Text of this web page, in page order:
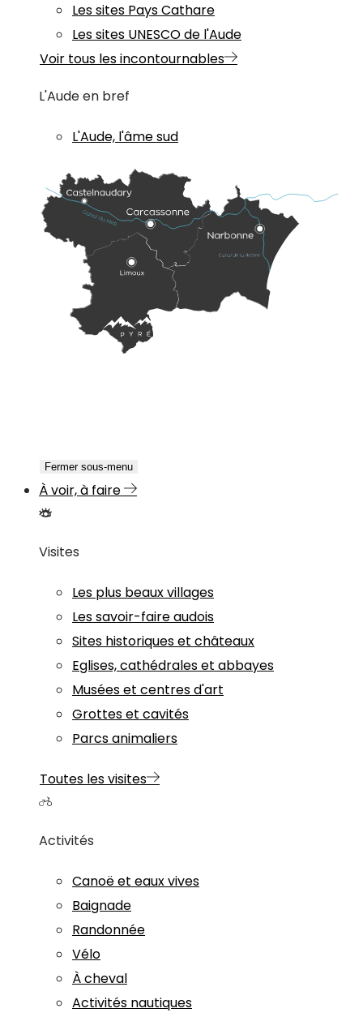
Les sites Pays Cathare
Les sites UNESCO de l'Aude
Voir tous les incontournables
L'Aude en bref
L'Aude, l'âme sud
Fermer sous-menu
À voir, à faire
Visites
Les plus beaux villages
Les savoir-faire audois
Sites historiques et châteaux
Eglises, cathédrales et abbayes
Musées et centres d'art
Grottes et cavités
Parcs animaliers
Toutes les visites
Activités
Canoë et eaux vives
Baignade
Randonnée
Vélo
À cheval
Activités nautiques